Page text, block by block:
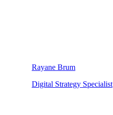
Rayane Brum
Digital Strategy Specialist